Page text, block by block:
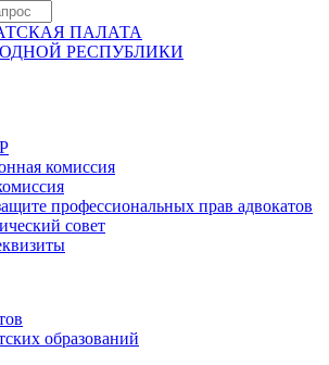
ПАЛАТА
РЕСПУБЛИКИ
комиссия
профессиональных прав адвокатов
совет
образований